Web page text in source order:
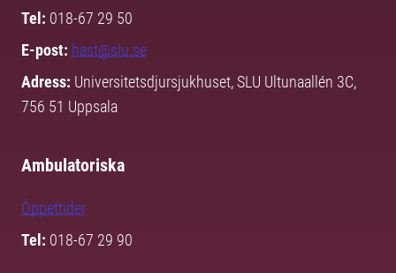
Tel: 018-67 29 50
E-post: hast@slu.se
Adress: Universitetsdjursjukhuset, SLU Ultunaallén 3C,
756 51 Uppsala
Ambulatoriska
Öppettider
Tel: 018-67 29 90